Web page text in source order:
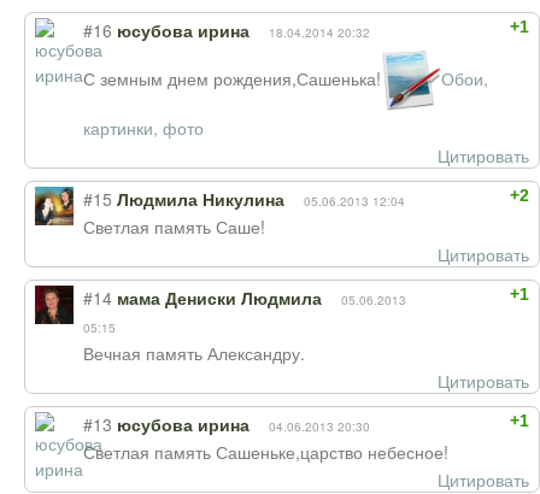
+1
#16 юсубова ирина 18.04.2014 20:32
С земным днем рождения,Сашенька! Обои,
картинки, фото
Цитировать
+2
#15 Людмила Никулина 05.06.2013 12:04
Светлая память Саше!
Цитировать
+1
#14 мама Дениски Людмила
05.06.2013
05:15
Вечная память Александру.
Цитировать
+1
#13 юсубова ирина 04.06.2013 20:30
Светлая память Сашеньке,царство небесное!
Цитировать